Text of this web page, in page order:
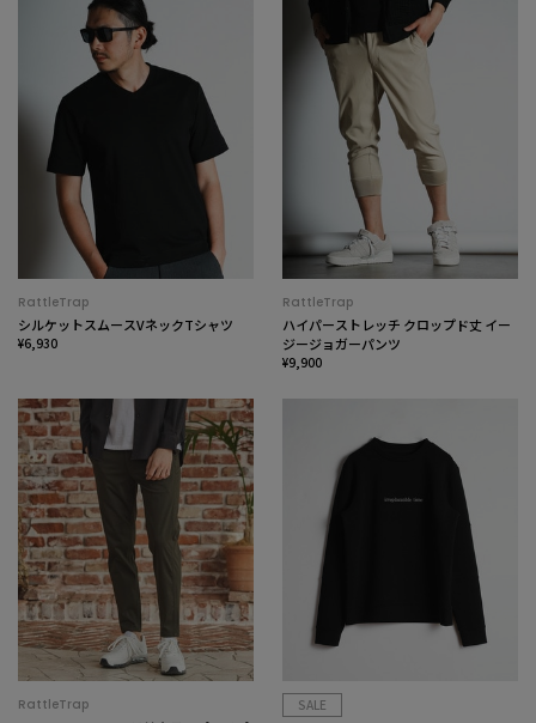
RattleTrap
シルケットスムースVネックTシャツ
¥6,930
RattleTrap
ハイパーストレッチ クロップド丈 イー
ジージョガーパンツ
¥9,900
RattleTrap SALE